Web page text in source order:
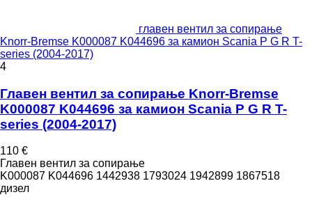
главен вентил за сопирање
Knorr-Bremse K000087 K044696 за камион Scania P G R T-
series (2004-2017)
4
Главен вентил за сопирање Knorr-Bremse
K000087 K044696 за камион Scania P G R T-
series (2004-2017)
110 €
Главен вентил за сопирање
K000087 K044696 1442938 1793024 1942899 1867518
дизел